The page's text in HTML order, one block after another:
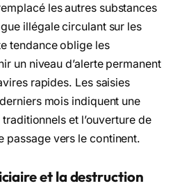
les autres substances
illégale circulant sur les
tendance oblige les
un niveau d’alerte permanent
rapides. Les saisies
mois indiquent une
et l’ouverture de
passage vers le continent.
et la destruction